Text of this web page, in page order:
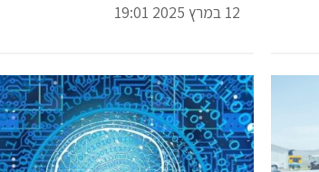
12 במרץ 2025 19:01